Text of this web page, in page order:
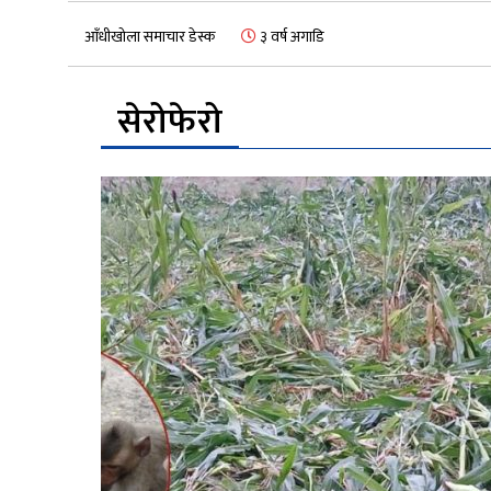
आँधीखोला समाचार डेस्क ३ वर्ष अगाडि
सेरोफेरो